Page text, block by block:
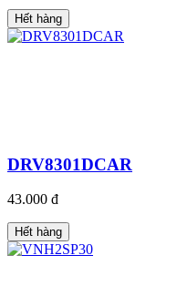
Hết hàng
DRV8301DCAR
43.000 đ
Hết hàng